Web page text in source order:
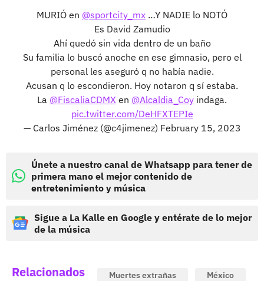
MURIÓ en @sportcity_mx …Y NADIE lo NOTÓ
Es David Zamudio
Ahí quedó sin vida dentro de un baño
Su familia lo buscó anoche en ese gimnasio, pero el
personal les aseguró q no había nadie.
Acusan q lo escondieron. Hoy notaron q sí estaba.
La @FiscaliaCDMX en @Alcaldia_Coy indaga.
pic.twitter.com/DeHFXTEPIe
— Carlos Jiménez (@c4jimenez) February 15, 2023
Únete a nuestro canal de Whatsapp para tener de
primera mano el mejor contenido de
entretenimiento y música
Sigue a La Kalle en Google y entérate de lo mejor
de la música
Relacionados Muertes extrañas México